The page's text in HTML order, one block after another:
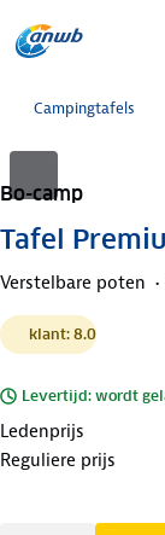
Campingtafels
Bo-camp
Tafel
Verstelbare poten
klant: 8.0
Levertijd: wordt
Ledenprijs
Reguliere prijs